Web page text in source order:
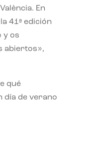
En
41ª edición
y os
abiertos»,
qué
día de verano